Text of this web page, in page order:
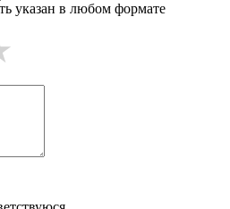
указан в любом формате